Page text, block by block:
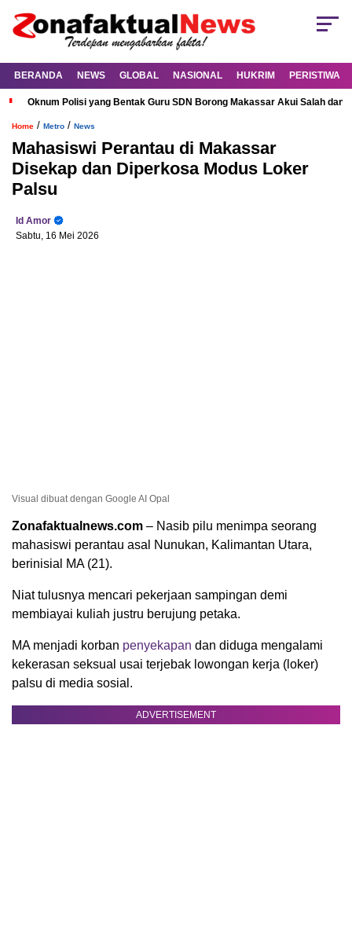
BERANDA NEWS GLOBAL NASIONAL HUKRIM PERISTIWA
Oknum Polisi yang Bentak Guru SDN Borong Makassar Akui Salah dan
Home / Metro / News
Mahasiswi Perantau di Makassar
Disekap dan Diperkosa Modus Loker
Palsu
Id Amor
Sabtu, 16 Mei 2026
Visual dibuat dengan Google AI Opal
Zonafaktualnews.com – Nasib pilu menimpa seorang
mahasiswi perantau asal Nunukan, Kalimantan Utara,
berinisial MA (21).
Niat tulusnya mencari pekerjaan sampingan demi
membiayai kuliah justru berujung petaka.
MA menjadi korban penyekapan dan diduga mengalami
kekerasan seksual usai terjebak lowongan kerja (loker)
palsu di media sosial.
ADVERTISEMENT